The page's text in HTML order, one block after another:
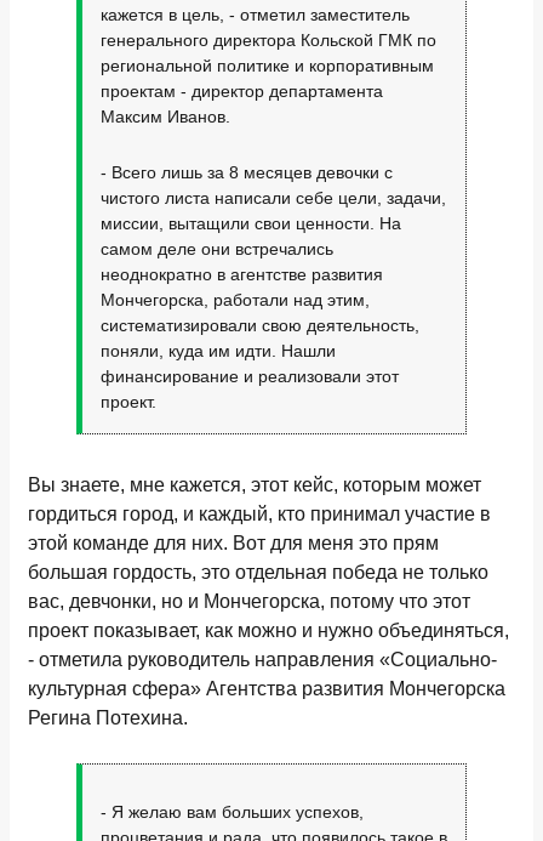
кажется в цель, - отметил заместитель
генерального директора Кольской ГМК по
региональной политике и корпоративным
проектам - директор департамента
Максим Иванов.
- Всего лишь за 8 месяцев девочки с
чистого листа написали себе цели, задачи,
миссии, вытащили свои ценности. На
самом деле они встречались
неоднократно в агентстве развития
Мончегорска, работали над этим,
систематизировали свою деятельность,
поняли, куда им идти. Нашли
финансирование и реализовали этот
проект.
Вы знаете, мне кажется, этот кейс, которым может
гордиться город, и каждый, кто принимал участие в
этой команде для них. Вот для меня это прям
большая гордость, это отдельная победа не только
вас, девчонки, но и Мончегорска, потому что этот
проект показывает, как можно и нужно объединяться,
- отметила руководитель направления «Социально-
культурная сфера» Агентства развития Мончегорска
Регина Потехина.
- Я желаю вам больших успехов,